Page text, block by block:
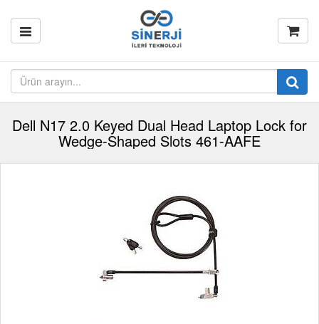
Dell N17 2.0 Keyed Dual Head Laptop Lock for
Wedge-Shaped Slots 461-AAFE